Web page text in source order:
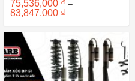
75,536,000 ₫ –
83,847,000 ₫
từ
đến
83,847,000 ₫